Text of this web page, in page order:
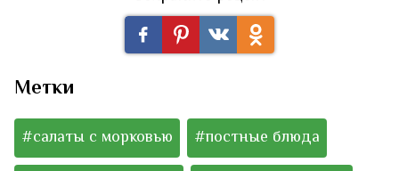
Метки
#салаты с морковью
#постные блюда